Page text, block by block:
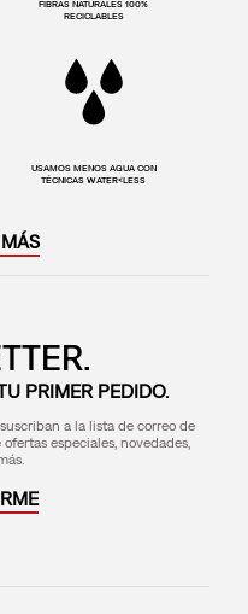
FIBRAS NATURALES 100%
RECICLABLES
USAMOS MENOS AGUA CON
TÉCNICAS WATER<LESS
PRIMER PEDIDO.
a la lista de correo de
especiales, novedades,